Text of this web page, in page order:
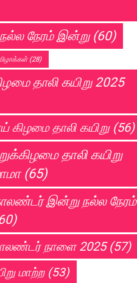
நேரம் இன்று(60)
(28)
தாலி கயிறு 2025
கிழமை தாலி கயிறு(56)
தாலி கயிறு
(65)
இன்று நல்ல நேரம்
நாளை 2025(57)
மாற்ற(53)